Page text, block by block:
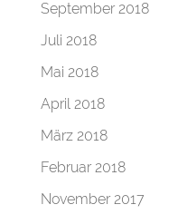
September 2018
Juli 2018
Mai 2018
April 2018
März 2018
Februar 2018
November 2017